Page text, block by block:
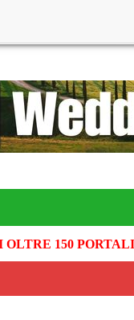
150 PORTALI